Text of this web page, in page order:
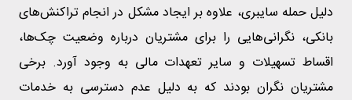
دلیل حمله سایبری، علاوه بر ایجاد مشکل در انجام تراکنش‌های
بانکی، نگرانی‌هایی را برای مشتریان درباره وضعیت چک‌ها،
اقساط تسهیلات و سایر تعهدات مالی به وجود آورد. برخی
مشتریان نگران بودند که به دلیل عدم دسترسی به خدمات